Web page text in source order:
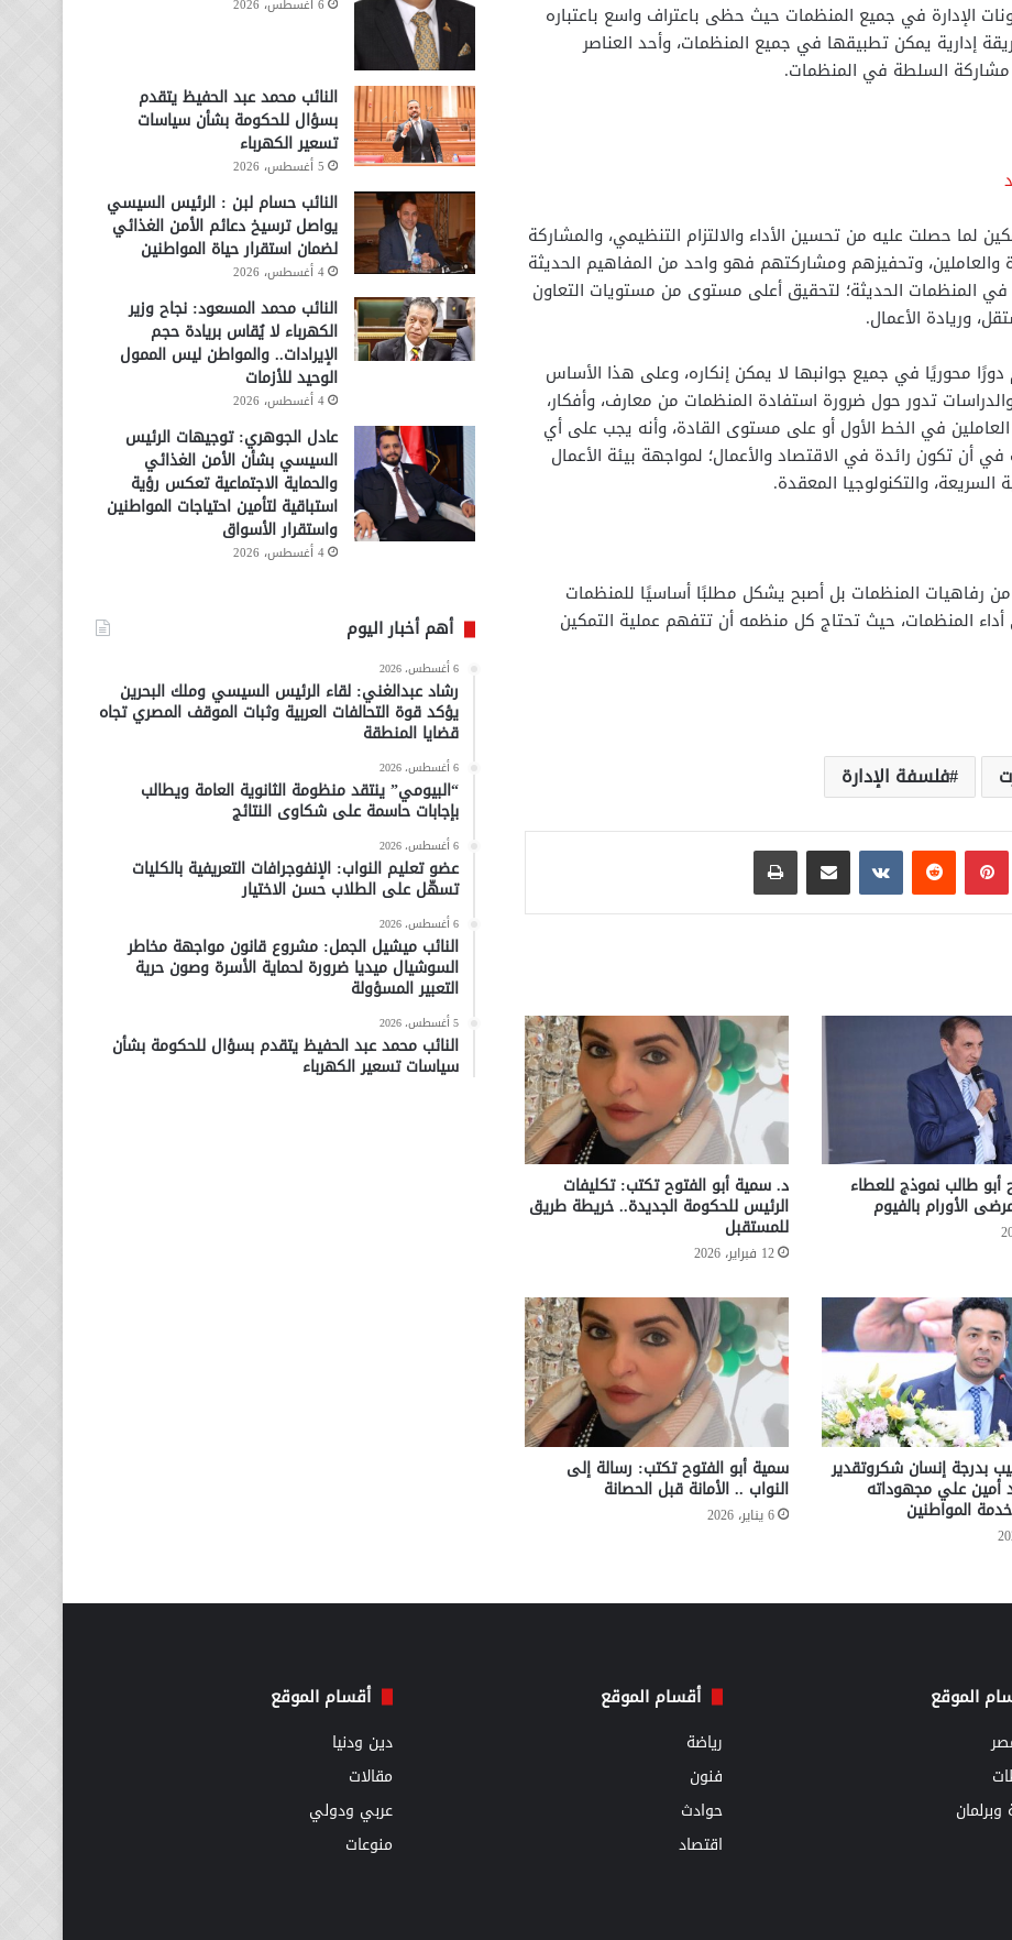
الإدارة في جميع المنظمات حيث حظى باعتراف واسع باعتباره
إدارية يمكن تطبيقها في جميع المنظمات، وأحد العناصر
مشاركة السلطة في المنظمات.
لما حصلت عليه من تحسين الأداء والالتزام التنظيمي، والمشاركة
والعاملين، وتحفيزهم ومشاركتهم فهو واحد من المفاهيم الحديثة
المنظمات الحديثة؛ لتحقيق أعلى مستوى من مستويات التعاون
وريادة الأعمال.
محوريًا في جميع جوانبها لا يمكن إنكاره، وعلى هذا الأساس
تدور حول ضرورة استفادة المنظمات من معارف، وأفكار،
في الخط الأول أو على مستوى القادة، وأنه يجب على أي
أن تكون رائدة في الاقتصاد والأعمال؛ لمواجهة بيئة الأعمال
السريعة، والتكنولوجيا المعقدة.
رفاهيات المنظمات بل أصبح يشكل مطلبًا أساسيًا للمنظمات
المنظمات، حيث تحتاج كل منظمه أن تتفهم عملية التمكين
فلسفة الإدارة
بينتيريست مشاركة عبر البريد طباعة
أبو طالب نموذج للعطاء
الأورام بالفيوم
د. سمية أبو الفتوح تكتب: تكليفات
الرئيس للحكومة الجديدة.. خريطة طريق
للمستقبل
12 فبراير، 2026
بدرجة إنسان شكروتقدير
أمين علي مجهوداته
المواطنين
سمية أبو الفتوح تكتب: رسالة إلى
النواب .. الأمانة قبل الحصانة
6 يناير، 2026
6 أغسطس، 2026
النائب محمد عبد الحفيظ يتقدم
بسؤال للحكومة بشأن سياسات
تسعير الكهرباء
5 أغسطس، 2026
النائب حسام لبن : الرئيس السيسي
يواصل ترسيخ دعائم الأمن الغذائي
لضمان استقرار حياة المواطنين
4 أغسطس، 2026
النائب محمد المسعود: نجاح وزير
الكهرباء لا يُقاس بريادة حجم
الإيرادات.. والمواطن ليس الممول
الوحيد للأزمات
4 أغسطس، 2026
عادل الجوهري: توجيهات الرئيس
السيسي بشأن الأمن الغذائي
والحماية الاجتماعية تعكس رؤية
استباقية لتأمين احتياجات المواطنين
واستقرار الأسواق
4 أغسطس، 2026
أهم أخبار اليوم
6 أغسطس، 2026
رشاد عبدالغني: لقاء الرئيس السيسي وملك البحرين
يؤكد قوة التحالفات العربية وثبات الموقف المصري تجاه
قضايا المنطقة
6 أغسطس، 2026
“البيومي” ينتقد منظومة الثانوية العامة ويطالب
بإجابات حاسمة على شكاوى النتائج
6 أغسطس، 2026
عضو تعليم النواب: الإنفوجرافات التعريفية بالكليات
تسهّل على الطلاب حسن الاختيار
6 أغسطس، 2026
النائب ميشيل الجمل: مشروع قانون مواجهة مخاطر
السوشيال ميديا ضرورة لحماية الأسرة وصون حرية
التعبير المسؤولة
5 أغسطس، 2026
النائب محمد عبد الحفيظ يتقدم بسؤال للحكومة بشأن
سياسات تسعير الكهرباء
الموقع أقسام الموقع
رياضة
فنون
حوادث
اقتصاد
أقسام الموقع
دين ودنيا
مقالات
عربي ودولي
منوعات